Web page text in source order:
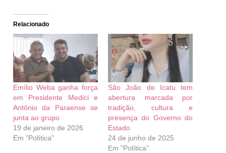
Relacionado
Emílio Weba ganha força
em Presidente Medici e
Antônio da Paraense se
junta ao grupo
19 de janeiro de 2026
Em "Política"
São João de Icatu tem
abertura marcada por
tradição, cultura e
presença do Governo do
Estado
24 de junho de 2025
Em "Política"